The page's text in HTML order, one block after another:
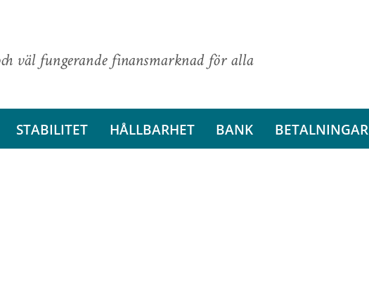
väl fungerande finansmarknad för alla
STABILITET HÅLLBARHET BANK BETALNINGAR